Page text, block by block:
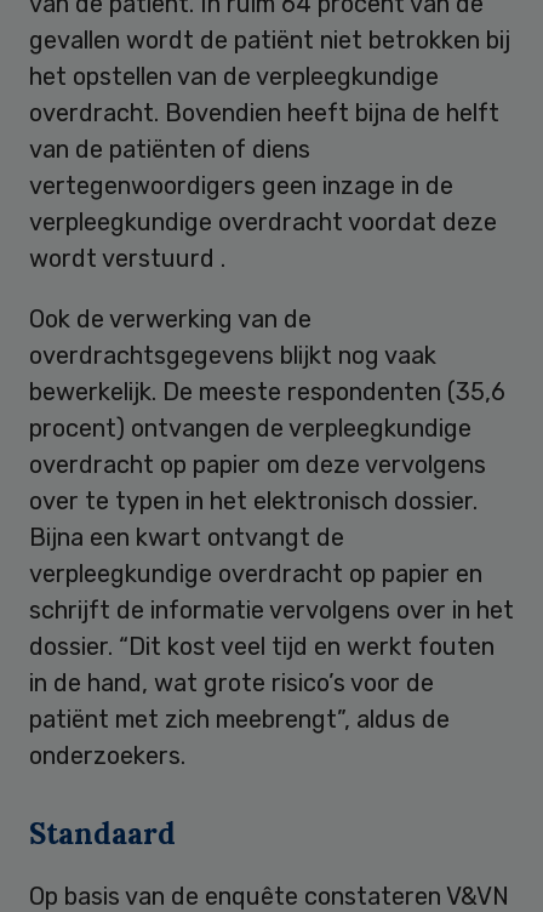
gevallen wordt de patiënt niet betrokken bij
het opstellen van de verpleegkundige
overdracht. Bovendien heeft bijna de helft
van de patiënten of diens
vertegenwoordigers geen inzage in de
verpleegkundige overdracht voordat deze
wordt verstuurd .
Ook de verwerking van de
overdrachtsgegevens blijkt nog vaak
bewerkelijk. De meeste respondenten (35,6
procent) ontvangen de verpleegkundige
overdracht op papier om deze vervolgens
over te typen in het elektronisch dossier.
Bijna een kwart ontvangt de
verpleegkundige overdracht op papier en
schrijft de informatie vervolgens over in het
dossier. “Dit kost veel tijd en werkt fouten
in de hand, wat grote risico’s voor de
patiënt met zich meebrengt”, aldus de
onderzoekers.
Standaard
Op basis van de enquête constateren V&VN